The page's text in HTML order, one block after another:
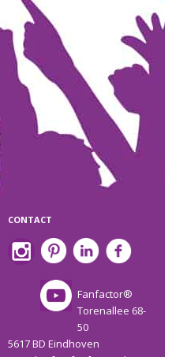
CONTACT
Fanfactor®
Torenallee 68-
50
5617 BD Eindhoven